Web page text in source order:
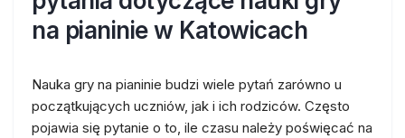
na pianinie w Katowicach
Nauka gry na pianinie budzi wiele pytań zarówno u
początkujących uczniów, jak i ich rodziców. Często
pojawia się pytanie o to, ile czasu należy poświęcać na